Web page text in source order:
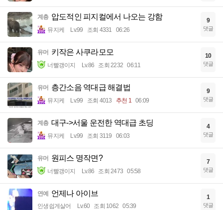
계층 압도적인 피지컬에서 나오는 강함
뮤지케 Lv.99 조회 4331 06:26
9
댓글
유머 키작은 사쿠라모모
너빨갱이지 Lv.86 조회 2232 06:11
10
댓글
유머 층간소음 역대급 해결법
뮤지케 Lv.99 조회 4013 추천 1 06:09
9
댓글
계층 대구->서울 운전한 역대급 초딩
뮤지케 Lv.99 조회 3119 06:03
4
댓글
유머 원피스 명작면?
너빨갱이지 Lv.86 조회 2473 05:58
7
댓글
연예 언제나 아이브
인생쉽게살어 Lv.60 조회 1062 05:39
1
댓글